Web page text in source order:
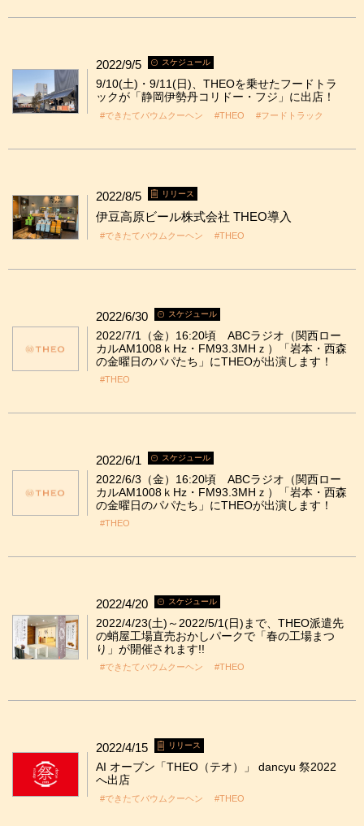
2022/9/5 スケジュール
9/10(土)・9/11(日)、THEOを乗せたフードトラ
ックが「静岡伊勢丹コリドー・フジ」に出店！
#できたてバウムクーヘン #THEO #フードトラック
2022/8/5 リリース
伊豆高原ビール株式会社 THEO導入
#できたてバウムクーヘン #THEO
2022/6/30 スケジュール
2022/7/1（金）16:20頃 ABCラジオ（関西ロー
カルAM1008ｋHz・FM93.3MHｚ）「岩本・西森
の金曜日のパパたち」にTHEOが出演します！
#THEO
2022/6/1 スケジュール
2022/6/3（金）16:20頃 ABCラジオ（関西ロー
カルAM1008ｋHz・FM93.3MHｚ）「岩本・西森
の金曜日のパパたち」にTHEOが出演します！
#THEO
2022/4/20 スケジュール
2022/4/23(土)～2022/5/1(日)まで、THEO派遣先
の蛸屋工場直売おかしパークで「春の工場まつ
り」が開催されます!!
#できたてバウムクーヘン #THEO
2022/4/15 リリース
AI オーブン「THEO（テオ）」 dancyu 祭2022
へ出店
#できたてバウムクーヘン #THEO